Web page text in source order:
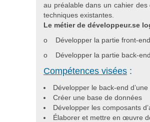
au préalable dans un cahier
techniques existantes.
Le métier de développeur.se
o Développer la partie front-end
o Développer la partie back-end
Compétences visées :
Développer le back-end
Créer une base de données
Développer les composants
Élaborer et mettre en œuvre